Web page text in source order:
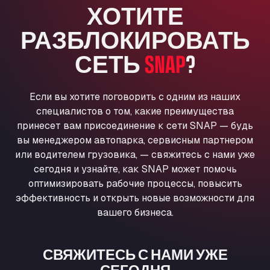
Anglia Motel
Washway Road, PE12 8LT
Anpol Sp. z o.o.
Ul. Torunska 147, 85884
Aqua Ariva GmbH
Aral Autohof Bockel
ARAL Autohof Bockenem
Oppelner Str. 1, 31167
ARAL Autohof Merklingen
Nellinger Str. 24, 89188
ARAL Autohof Preis
Schellweilerstraße 1, 66871
Obernburger Str. 127, 63811
ХОТИТЕ
РАЗБЛОКИРОВАТЬ
СЕТЬSNAP?
Если вы хотите поговорить с одним из наших
специалистов о том, какие преимущества
принесет вам присоединение к сети SNAP — будь
вы менеджером автопарка, сервисным партнером
или водителем грузовика, — свяжитесь с нами уже
сегодня и узнайте, как SNAP может помочь
оптимизировать рабочие процессы, повысить
эффективность и открыть новые возможности для
вашего бизнеса.
СВЯЖИТЕСЬ С НАМИ УЖЕ